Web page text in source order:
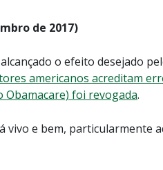
de 2017)
o efeito desejado
americanos acreditam
Obamacare) foi revogada.
vivo e bem, particularmente